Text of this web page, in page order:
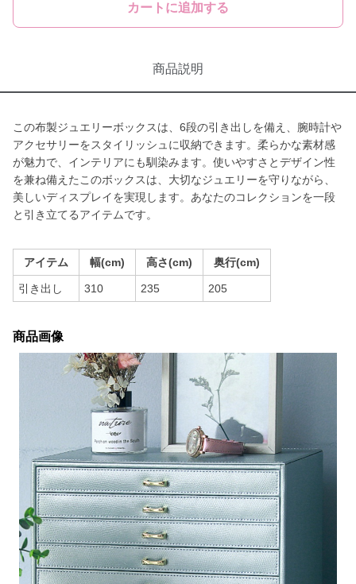
カートに追加する
商品説明
この布製ジュエリーボックスは、6段の引き出しを備え、腕時計や
アクセサリーをスタイリッシュに収納できます。柔らかな素材感
が魅力で、インテリアにも馴染みます。使いやすさとデザイン性
を兼ね備えたこのボックスは、大切なジュエリーを守りながら、
美しいディスプレイを実現します。あなたのコレクションを一段
と引き立てるアイテムです。
アイテム 幅(cm) 高さ(cm) 奥行(cm)
引き出し 310 235 205
商品画像